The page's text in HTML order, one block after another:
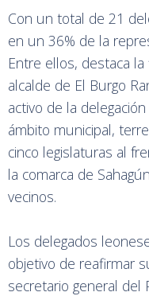
Con un total de 21
en un 36% de la
Entre ellos, destaca
alcalde de El Burgo
activo de la
ámbito municipal,
cinco legislaturas al
la comarca de
vecinos.
Los delegados
objetivo de reafirmar
secretario general del